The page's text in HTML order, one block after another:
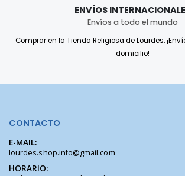
ENVÍOS
Envíos a todo el mundo
Comprar en la Tienda Religiosa de Lourdes.
domicilio!
CONTACTO
E-MAIL:
lourdes.shop.info@gmail.com
HORARIO: